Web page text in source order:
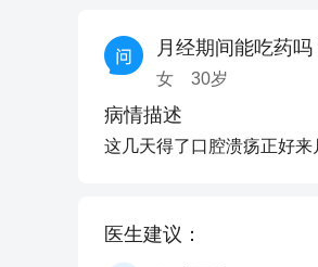
月经期间能吃药吗
女 30岁
病情描述
这几天得了口腔溃疡正好
医生建议：